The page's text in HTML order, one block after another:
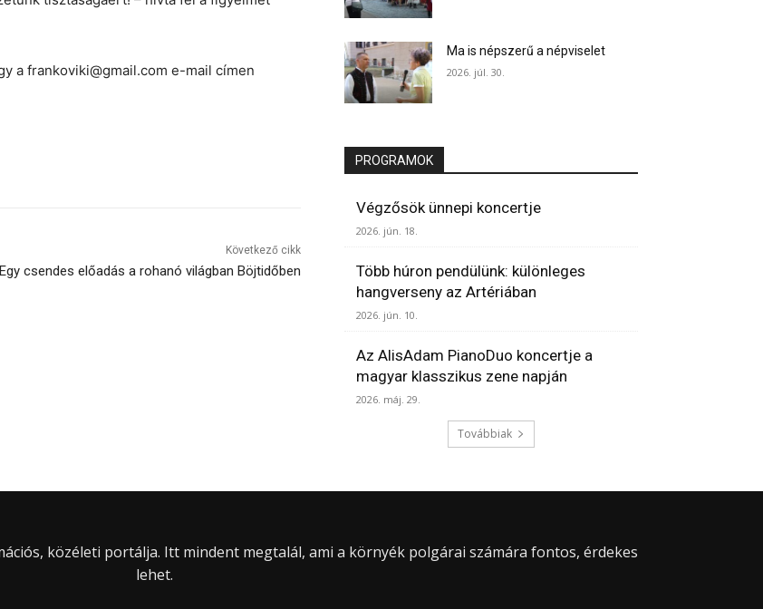
a frankoviki@gmail.com e-mail címen
Következő cikk
Egy csendes előadás a rohanó világban Böjtidőben
Ma is népszerű a népviselet
2026. júl. 30.
PROGRAMOK
Végzősök ünnepi koncertje
2026. jún. 18.
Több húron pendülünk: különleges
hangverseny az Artériában
2026. jún. 10.
Az AlisAdam PianoDuo koncertje a
magyar klasszikus zene napján
2026. máj. 29.
Továbbiak
közéleti portálja. Itt mindent megtalál, ami a környék polgárai számára fontos, érdekes
lehet.